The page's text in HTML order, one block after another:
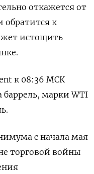
откажется от
обратится к
истощить
к 08:36 МСК
баррель, марки WTI
с начала мая
торговой войны